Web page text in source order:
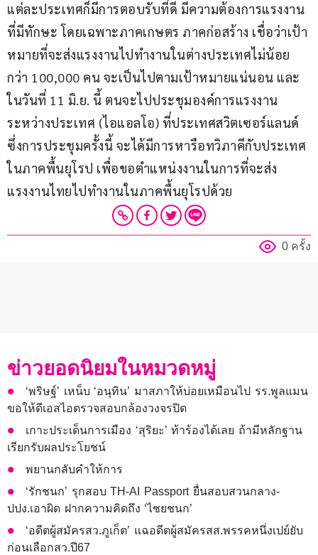
แต่ละประเทศก็มีการตอบรับที่ดี มีความต้องการแรงงาน
ที่มีทักษะ โดยเฉพาะภาคเกษตร ภาคก่อสร้าง เชื่อว่าเป้า
หมายที่จะส่งแรงงานไปทำงานในต่างประเทศไม่น้อย
กว่า 100,000 คน จะเป็นไปตามเป้าหมายแน่นอน และ
ในวันที่ 11 มิ.ย. นี้ ตนจะไปประชุมองค์การแรงงาน
ระหว่างประเทศ (ไอแอลโอ) ที่ประเทศสวิตเซอร์แลนด์
ซึ่งการประชุมครั้งนี้ จะได้มีการหารือทวิภาคีกับประเทศ
ในภาคพื้นยุโรป เพื่อขอตำแหน่งงานในการที่จะส่ง
แรงงานไทยไปทำงานในภาคพื้นยุโรปด้วย
0 ครั้ง
ข่าวยอดนิยมในหมวดหมู่
‘พริษฐ์’ เหน็บ ‘อนุทิน’ มาสภาให้บ่อยเหมือนไป รร.พูลแมน
ขอให้ดีเอสไอตรวจสอบกล้องวงจรปิด
เกาะประเด็นการเมือง ‘สุริยะ’ ท้าร้องได้เลย ถ้ามีหลักฐาน
เรียกรับผลประโยชน์
พยานกลับคำให้การ
‘รักชนก’ รุกสอบ TH-AI Passport ยื่นสอบสวนกลาง-
ปปง.เอาผิด ฝากความคิดถึง ‘ไชยชนก’
‘อดีตผู้สมัครสว.ภูเก็ต’ แฉอดีตผู้สมัครสส.พรรคหนึ่งเปย์ยับ
ก่อนเลือกสว.ปี67